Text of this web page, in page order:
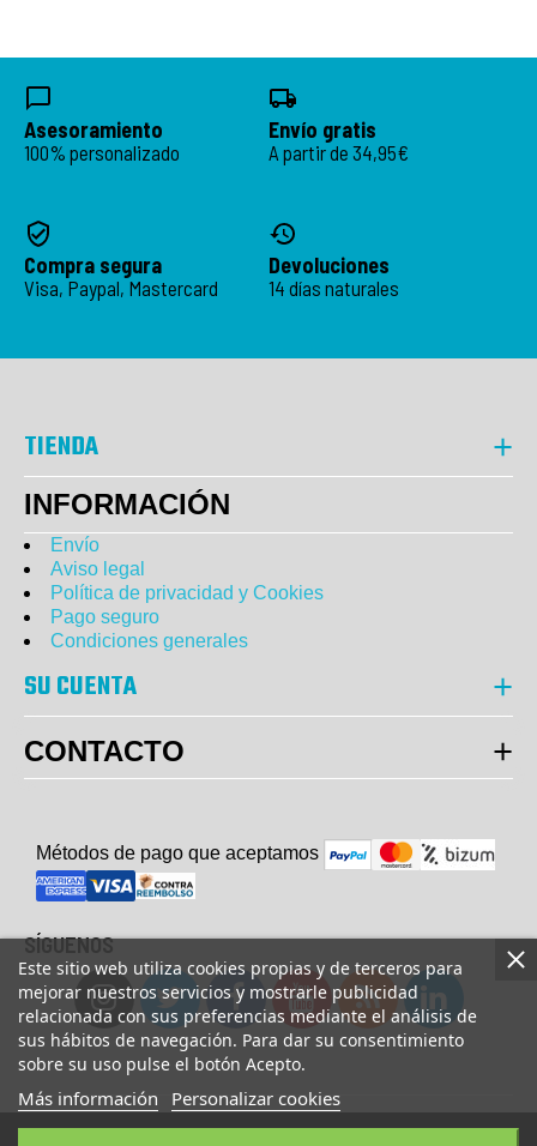
Este sitio web utiliza cookies propias y de terceros para
mejorar nuestros servicios y mostrarle publicidad
relacionada con sus preferencias mediante el análisis de
sus hábitos de navegación. Para dar su consentimiento
sobre su uso pulse el botón Acepto.
Más información Personalizar cookies
Asesoramiento
100% personalizado
Envío gratis
A partir de 34,95€
Compra segura
Visa, Paypal, Mastercard
Devoluciones
14 días naturales
TIENDA
INFORMACIÓN
Envío
Aviso legal
Política de privacidad y Cookies
Pago seguro
Condiciones generales
SU CUENTA
CONTACTO
Métodos de pago que aceptamos
SÍGUENOS
© Copyright 2023 UsaFitness. All Rights Reserved.